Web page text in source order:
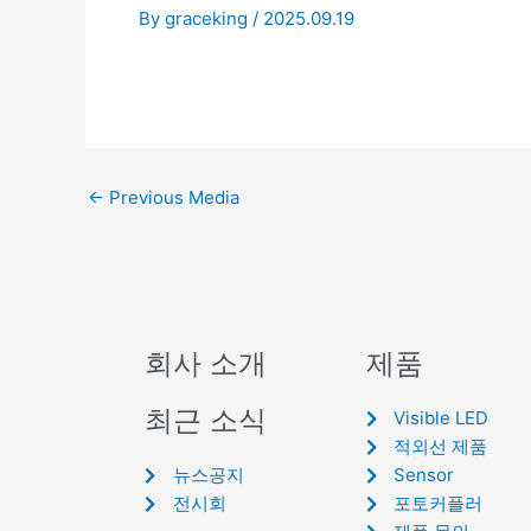
By graceking / 2025.09.19
← Previous Media
회사 소개
최근 소식
뉴스공지
전시회
제품
Visible LED
적외선 제품
Sensor
포토커플러